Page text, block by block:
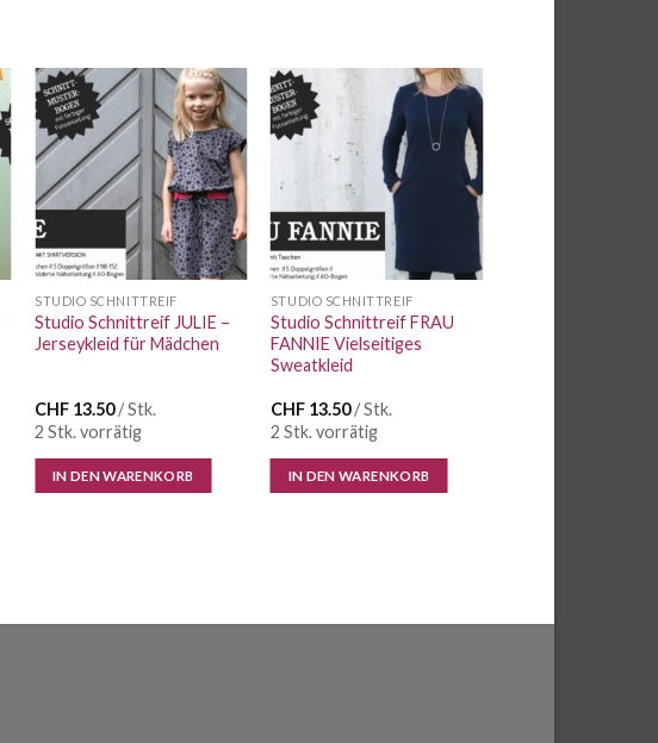
Auf die
Wunschliste
STUDIO SCHNITTREIF
Studio Schnittreif JULIE –
Jerseykleid für Mädchen
CHF 13.50/ Stk.
2 Stk. vorrätig
IN DEN WARENKORB
Auf die
Wunschliste
STUDIO SCHNITTREIF
Studio Schnittreif FRAU
FANNIE Vielseitiges
Sweatkleid
CHF13.50/ Stk.
2 Stk. vorrätig
IN DEN WARENKORB